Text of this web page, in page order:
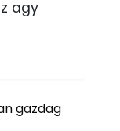
agy
gazdag